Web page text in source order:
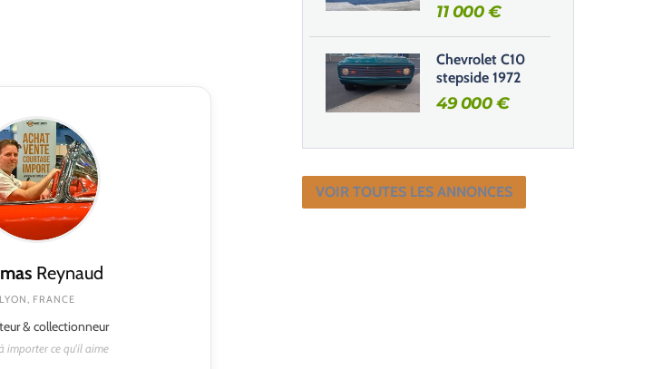
Reynaud
LYON, FRANCE
& collectionneur
importer ce qu'il aime
11 000€
Chevrolet C10
stepside 1972
49 000€
VOIR TOUTES LES ANNONCES